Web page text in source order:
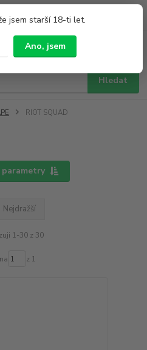
jsem starší 18-ti let.
Ano, jsem
Hledat
RIOT SQUAD
Nejdražší
1-30 z 30
z 1